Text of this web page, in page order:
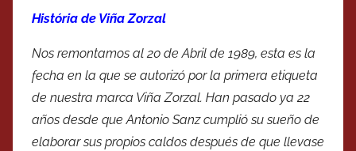
História de Viña Zorzal
Nos remontamos al 20 de Abril de 1989, esta es la
fecha en la que se autorizó por la primera etiqueta
de nuestra marca Viña Zorzal. Han pasado ya 22
años desde que Antonio Sanz cumplió su sueño de
elaborar sus propios caldos después de que llevase